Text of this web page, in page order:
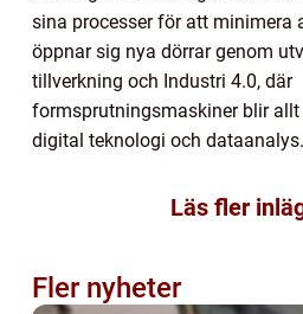
sina processer för att minimera
öppnar sig nya dörrar genom
tillverkning och Industri 4.0, där
formsprutningsmaskiner blir allt
digital teknologi och dataanalys.
Läs fler
Fler nyheter